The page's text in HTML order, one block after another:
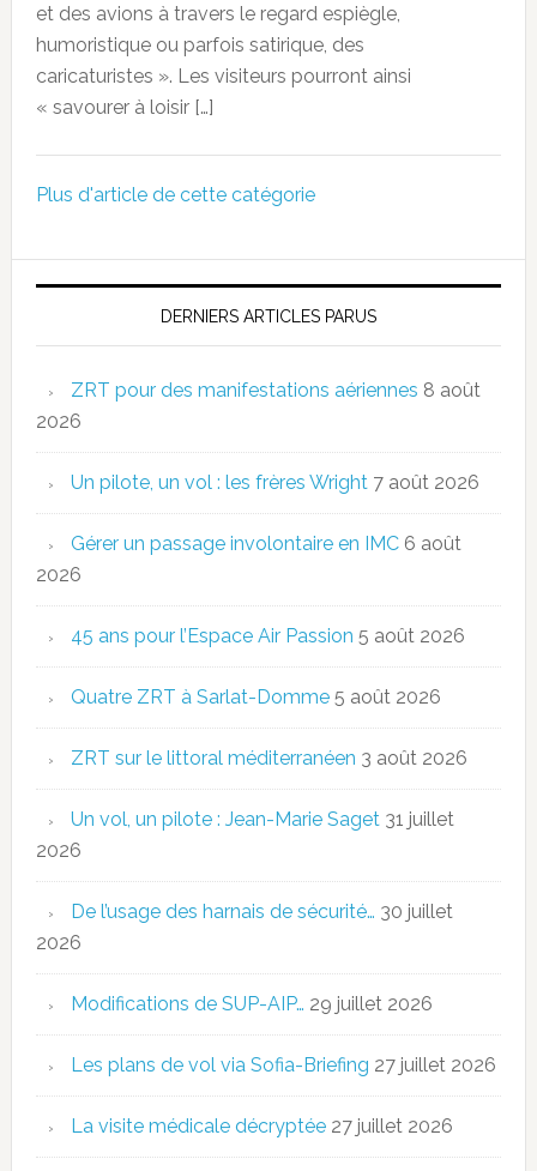
et des avions à travers le regard espiègle,
humoristique ou parfois satirique, des
caricaturistes ». Les visiteurs pourront ainsi
« savourer à loisir […]
Plus d'article de cette catégorie
DERNIERS ARTICLES PARUS
ZRT pour des manifestations aériennes 8 août
2026
Un pilote, un vol : les frères Wright 7 août 2026
Gérer un passage involontaire en IMC 6 août
2026
45 ans pour l’Espace Air Passion 5 août 2026
Quatre ZRT à Sarlat-Domme 5 août 2026
ZRT sur le littoral méditerranéen 3 août 2026
Un vol, un pilote : Jean-Marie Saget 31 juillet
2026
De l’usage des harnais de sécurité… 30 juillet
2026
Modifications de SUP-AIP… 29 juillet 2026
Les plans de vol via Sofia-Briefing 27 juillet 2026
La visite médicale décryptée 27 juillet 2026